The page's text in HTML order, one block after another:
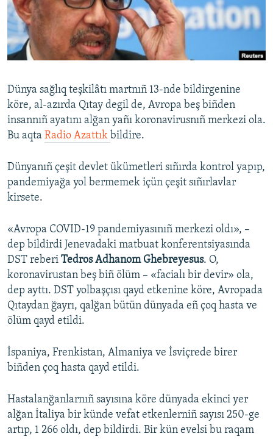
Русский
Українською
RFE/RS bütün saytları
Dünya sağlıq teşkilâtı martnıñ 13-nde bildirgenine
köre, al-azırda Qıtay degil de, Avropa beş biñden
insannıñ ayatını alğan yañı koronavirusnıñ merkezi ola.
Bu aqta Radio Azattık bildire.
Dünyanıñ çeşit devlet ükümetleri sıñırda kontrol yapıp,
pandemiyağa yol bermemek içün çeşit sıñırlavlar
kirsete.
«Avropa COVID-19 pandemiyasınıñ merkezi oldı», –
dep bildirdi Jenevadaki matbuat konferentsiyasında
DST reberi Tedros Adhanom Ghebreyesus. O,
koronavirustan beş biñ ölüm – «facialı bir devir» ola,
dep ayttı. DST yolbaşçısı qayd etkenine köre, Avropada
Qıtaydan ğayrı, qalğan bütün dünyada eñ çoq hasta ve
ölüm qayd etildi.
İspaniya, Frenkistan, Almaniya ve İsviçrede birer
biñden çoq hasta qayd etildi.
Hastalanğanlarnıñ sayısına köre dünyada ekinci yer
alğan İtaliya bir künde vefat etkenlerniñ sayısı 250-ge
artıp, 1 266 oldı, dep bildirdi. Bir kün evelsi bu raqam